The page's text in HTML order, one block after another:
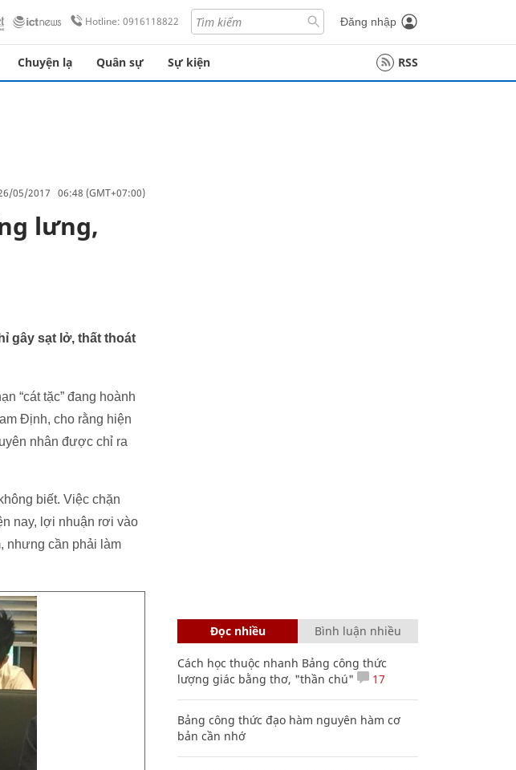
Hotline: 0916118822 Đăng nhập
Chuyện lạ Quân sự Sự kiện RSS
05/2017 06:48 (GMT+07:00)
lưng,
gây sạt lở, thất thoát
“cát tặc” đang hoành
Định, cho rằng hiện
nhân được chỉ ra
biết. Việc chặn
nay, lợi nhuận rơi vào
nhưng cần phải làm
Đọc nhiều Bình luận nhiều
Cách học thuộc nhanh Bảng công thức
lượng giác bằng thơ, "thần chú"
17
Bảng công thức đạo hàm nguyên hàm cơ
bản cần nhớ